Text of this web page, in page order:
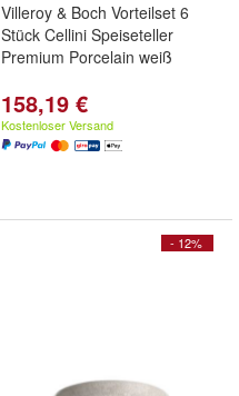
Villeroy & Boch Vorteilset 6
Stück Cellini Speiseteller
Premium Porcelain weiß
158,19 €
Kostenloser Versand
- 12%